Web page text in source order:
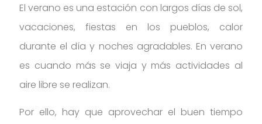
El verano es una estación con largos días de sol,
vacaciones, fiestas en los pueblos, calor
durante el día y noches agradables. En verano
es cuando más se viaja y más actividades al
aire libre se realizan.
Por ello, hay que aprovechar el buen tiempo